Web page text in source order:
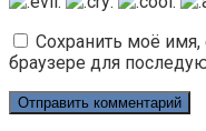
Сохранить моё имя,
браузере для